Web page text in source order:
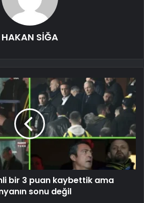
HAKAN SİĞA
bir 3 puan kaybettik ama
sonu değil